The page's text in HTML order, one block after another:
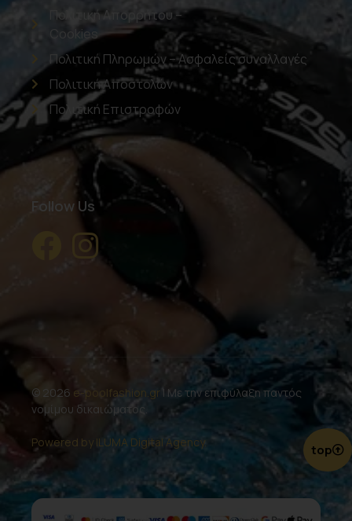
Πολιτική Απορρήτου –
Cookies
Πολιτική Πληρωμών – Ασφαλείς συναλλαγές
Πολιτική Αποστολών
Πολιτική Επιστροφών
Follow Us
© 2026 e-poolfashion.gr | Με την επιφύλαξη παντός
νομίμου δικαιώματος.
Powered by ILUMA Digital Agency. top